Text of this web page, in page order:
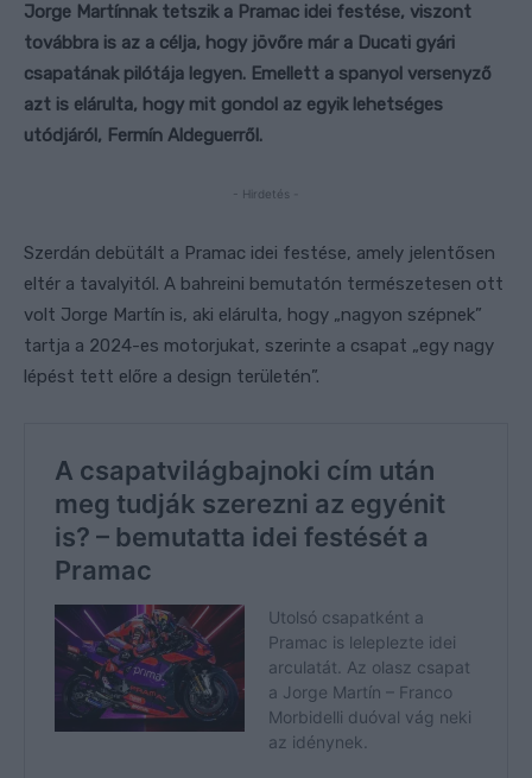
Jorge Martínnak tetszik a Pramac idei festése, viszont
továbbra is az a célja, hogy jövőre már a Ducati gyári
csapatának pilótája legyen. Emellett a spanyol versenyző
azt is elárulta, hogy mit gondol az egyik lehetséges
utódjáról, Fermín Aldeguerről.
- Hirdetés -
Szerdán debütált a Pramac idei festése, amely jelentősen
eltér a tavalyitól. A bahreini bemutatón természetesen ott
volt Jorge Martín is, aki elárulta, hogy „nagyon szépnek”
tartja a 2024-es motorjukat, szerinte a csapat „egy nagy
lépést tett előre a design területén”.